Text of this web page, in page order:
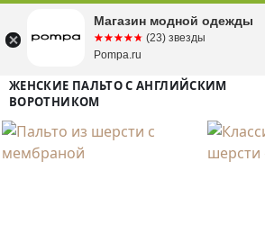
ЖЕНСКИЕ ПАЛЬТО С АНГЛИЙСКИМ
ВОРОТНИКОМ
Магазин модной одежды
☆☆☆☆☆
★★★★★ (23) звезды
Pompa.ru